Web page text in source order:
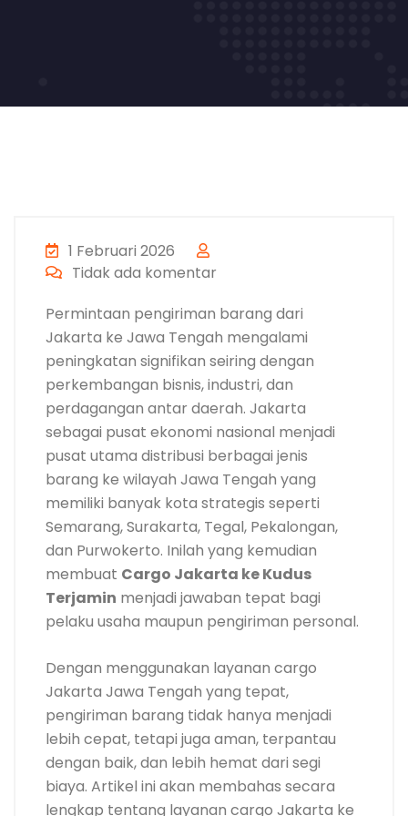
1 Februari 2026
Tidak ada komentar
Permintaan pengiriman barang dari
Jakarta ke Jawa Tengah mengalami
peningkatan signifikan seiring dengan
perkembangan bisnis, industri, dan
perdagangan antar daerah. Jakarta
sebagai pusat ekonomi nasional menjadi
pusat utama distribusi berbagai jenis
barang ke wilayah Jawa Tengah yang
memiliki banyak kota strategis seperti
Semarang, Surakarta, Tegal, Pekalongan,
dan Purwokerto. Inilah yang kemudian
membuat Cargo Jakarta ke Kudus
Terjamin menjadi jawaban tepat bagi
pelaku usaha maupun pengiriman personal.
Dengan menggunakan layanan cargo
Jakarta Jawa Tengah yang tepat,
pengiriman barang tidak hanya menjadi
lebih cepat, tetapi juga aman, terpantau
dengan baik, dan lebih hemat dari segi
biaya. Artikel ini akan membahas secara
lengkap tentang layanan cargo Jakarta ke